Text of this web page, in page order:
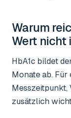
Warum
Wert nicht
HbA1c bildet
Monate ab.
Messzeitpunkt,
zusätzlich